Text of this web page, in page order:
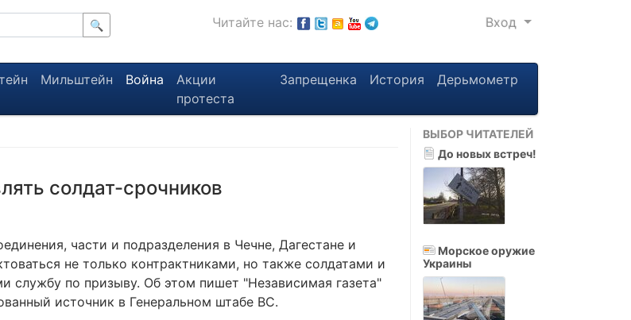
🔍 Читайте нас: Вход
Мильштейн Война
Акции
протеста
Запрещенка История Дерьмометр
солдат-срочников
части и подразделения в Чечне, Дагестане и
не только контрактниками, но также солдатами и
службу по призыву. Об этом пишет "Независимая газета"
источник в Генеральном штабе ВС.
ВЫБОР ЧИТАТЕЛЕЙ
До новых встреч!
Морское оружие
Украины